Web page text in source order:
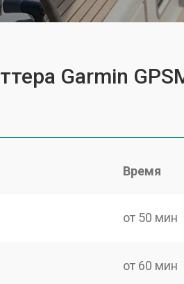
Garmin
Время
от 50 мин
от 60 мин